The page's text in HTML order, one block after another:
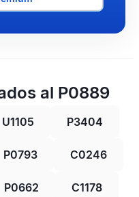
al P0889
U1105 P3404
P0793 C0246
P0662 C1178